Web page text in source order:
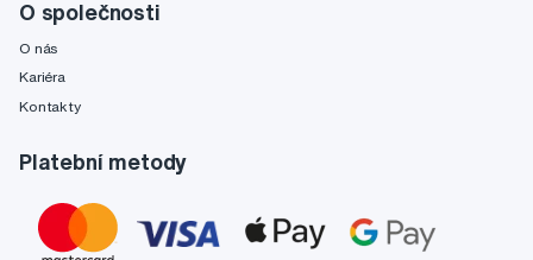
O společnosti
O nás
Kariéra
Kontakty
Platební metody